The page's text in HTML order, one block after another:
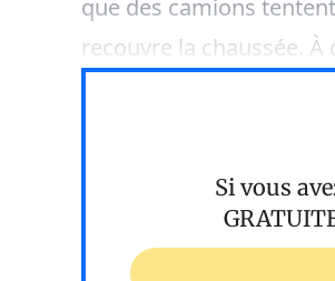
que des camions
recouvre la chaussée. À
Si vous